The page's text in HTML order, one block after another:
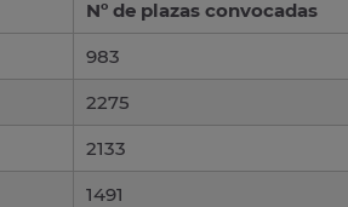
Nº de plazas convocadas
983
2275
2133
1491